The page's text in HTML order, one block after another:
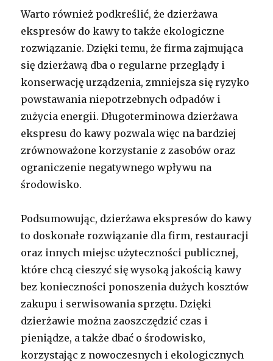
Warto również podkreślić, że dzierżawa
ekspresów do kawy to także ekologiczne
rozwiązanie. Dzięki temu, że firma zajmująca
się dzierżawą dba o regularne przeglądy i
konserwację urządzenia, zmniejsza się ryzyko
powstawania niepotrzebnych odpadów i
zużycia energii. Długoterminowa dzierżawa
ekspresu do kawy pozwala więc na bardziej
zrównoważone korzystanie z zasobów oraz
ograniczenie negatywnego wpływu na
środowisko.
Podsumowując, dzierżawa ekspresów do kawy
to doskonałe rozwiązanie dla firm, restauracji
oraz innych miejsc użyteczności publicznej,
które chcą cieszyć się wysoką jakością kawy
bez konieczności ponoszenia dużych kosztów
zakupu i serwisowania sprzętu. Dzięki
dzierżawie można zaoszczędzić czas i
pieniądze, a także dbać o środowisko,
korzystając z nowoczesnych i ekologicznych